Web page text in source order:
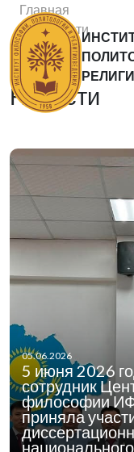
Главная
Новости
Статьи
Новости
05.06.2026
5 июня 2026
сотрудник
философии
приняла